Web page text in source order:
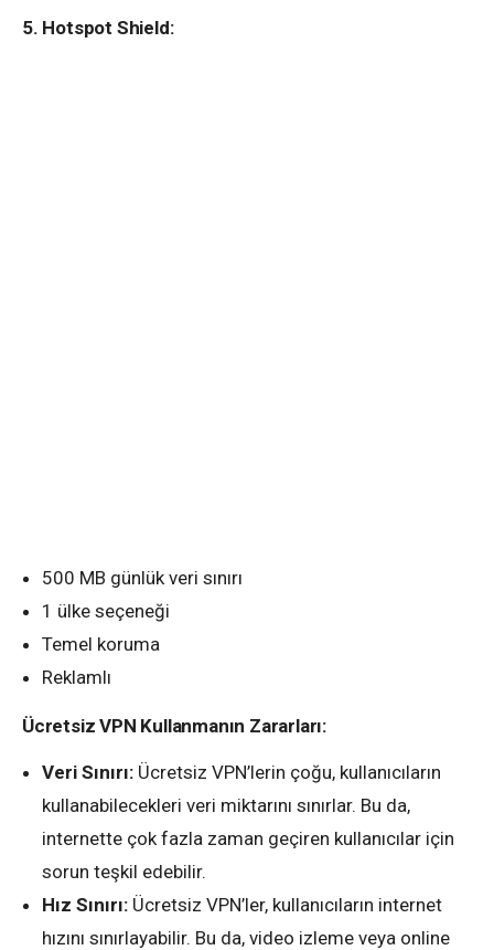
5. Hotspot Shield:
500 MB günlük veri sınırı
1 ülke seçeneği
Temel koruma
Reklamlı
Ücretsiz VPN Kullanmanın Zararları:
Veri Sınırı: Ücretsiz VPN’lerin çoğu, kullanıcıların
kullanabilecekleri veri miktarını sınırlar. Bu da,
internette çok fazla zaman geçiren kullanıcılar için
sorun teşkil edebilir.
Hız Sınırı: Ücretsiz VPN’ler, kullanıcıların internet
hızını sınırlayabilir. Bu da, video izleme veya online